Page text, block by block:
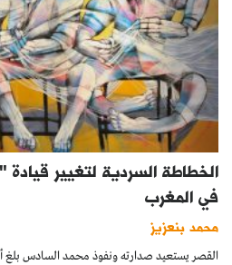
الخطاطة السردية لتغيير قيادة
في المغرب
محمد بنعزيز
القصر يستعيد صدارته ونفوذ محمد السادس بلغ